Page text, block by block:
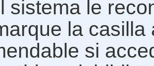
sistema le
la casilla
si